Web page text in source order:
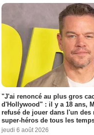
"J'ai renoncé au plus gros
d'Hollywood" : il y a 18 ans,
refusé de jouer dans l'un
super-héros de tous les
jeudi 6 août 2026